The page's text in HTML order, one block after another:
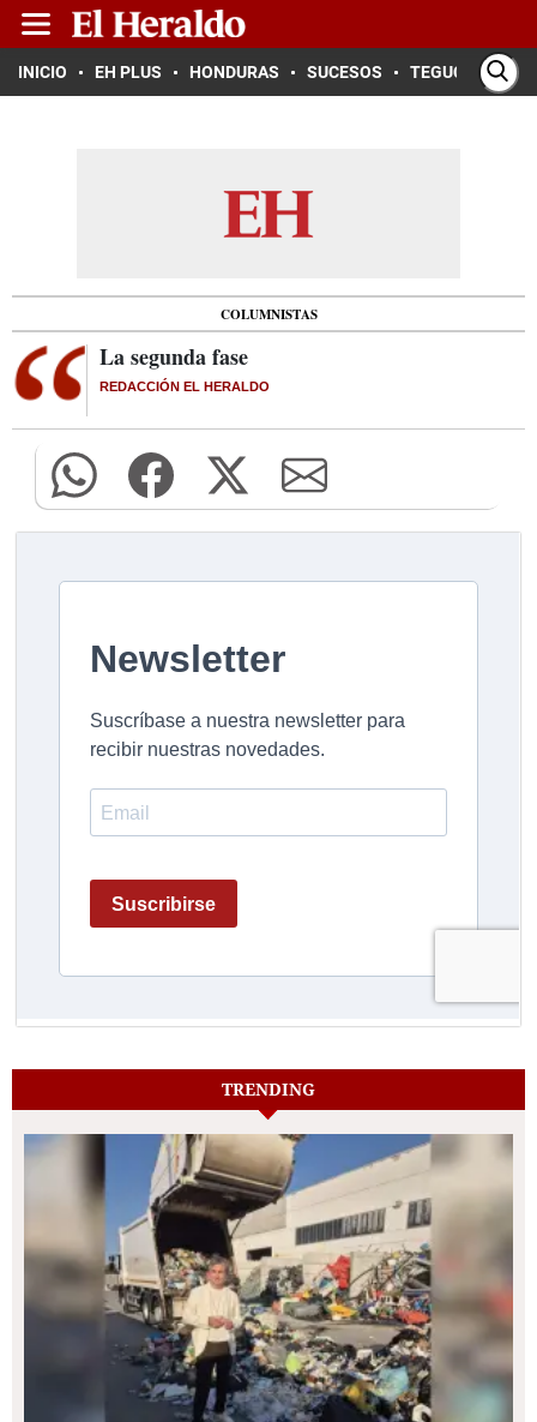
INICIO EH PLUS HONDURAS SUCESOS TEGUCIGALPA
COLUMNISTAS
La segunda fase
REDACCIÓN EL HERALDO
TRENDING